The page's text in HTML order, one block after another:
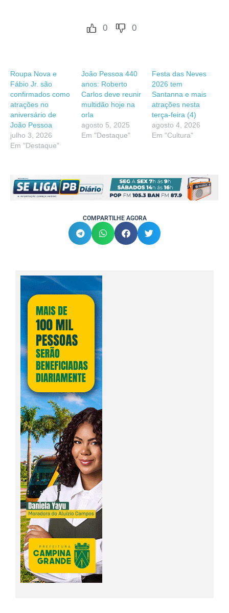
0 0
Roupa Nova e
Fábio Jr. são
confirmados como
atrações no
aniversário de
João Pessoa
julho 3, 2026
Em "Destaque"
João Pessoa 440
anos: Roberto
Carlos deve reunir
multidão hoje na
orla
agosto 5, 2025
Em "Destaque"
Festa das Neves
2026 tem
Santanna e mais
atrações nesta
terça-feira (4)
agosto 4, 2026
Em "Cultura"
COMPARTILHE AGORA